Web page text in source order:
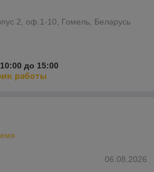
2, оф.1-10, Гомель, Беларусь
до 15:00
работы
06.08.2026